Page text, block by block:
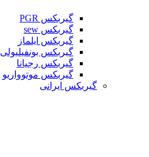
گیربکس PGR
گیربکس sew
گیربکس ایلماز
گیربکس بونفیلیولی
گیربکس رجیانا
گیربکس موتوواریو
گیربکس ایرانی